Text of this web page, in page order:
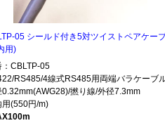
05 シールド付き5対ツイストペアケー
用)
：CBLTP-05
RS485/4線式RS485用両端バラケーブ
0.32mm(AWG28)/撚り線/外径7.3mm
用(550円/m)